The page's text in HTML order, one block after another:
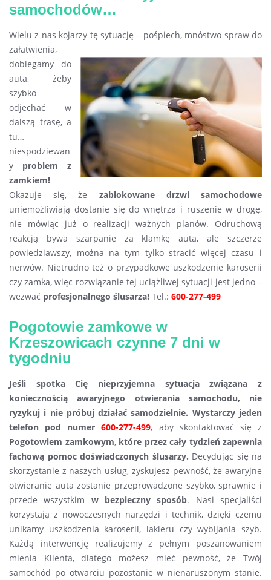
samochodów…
Wielu z nas kojarzy tę sytuację – pośpiech, mnóstwo spraw do
załatwienia,
dobiegamy do
auta, żeby
szybko
odjechać w
dalszą trasę, a
tu…
niespodziewan
y problem z
zamkiem!
Okazuje się, że zablokowane drzwi samochodowe
uniemożliwiają dostanie się do wnętrza i ruszenie w drogę,
nie mówiąc już o realizacji ważnych planów. Odruchową
reakcją bywa szarpanie za klamkę auta, ale szczerze
powiedziawszy, można na tym tylko stracić więcej czasu i
nerwów. Nietrudno też o przypadkowe uszkodzenie karoserii
czy zamka, więc rozwiązanie tej uciążliwej sytuacji jest jedno –
wezwać profesjonalnego ślusarza! Tel.: 600-277-499
Pogotowie zamkowe w
Krzeszowicach czynne 7 dni w
tygodniu
Jeśli spotka Cię nieprzyjemna sytuacja związana z
koniecznością awaryjnego otwierania samochodu, nie
ryzykuj i nie próbuj działać samodzielnie. Wystarczy jeden
telefon pod numer 600-277-499, aby skontaktować się z
Pogotowiem zamkowym, które przez cały tydzień zapewnia
fachową pomoc doświadczonych ślusarzy. Decydując się na
skorzystanie z naszych usług, zyskujesz pewność, że awaryjne
otwieranie auta zostanie przeprowadzone szybko, sprawnie i
przede wszystkim w bezpieczny sposób. Nasi specjaliści
korzystają z nowoczesnych narzędzi i technik, dzięki czemu
unikamy uszkodzenia karoserii, lakieru czy wybijania szyb.
Każdą interwencję realizujemy z pełnym poszanowaniem
mienia Klienta, dlatego możesz mieć pewność, że Twój
samochód po otwarciu pozostanie w nienaruszonym stanie.